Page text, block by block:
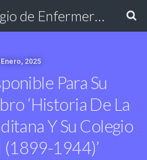
Excmo. Colegio de Enfermería de Cádiz
Enero, 2025
Para Su
‘Historia De La
Y Su Colegio
(1899-1944)’